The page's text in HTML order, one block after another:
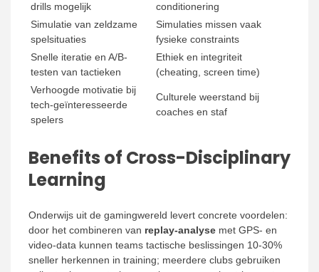
drills mogelijk
conditionering
Simulatie van zeldzame
spelsituaties
Simulaties missen vaak
fysieke constraints
Snelle iteratie en A/B-
testen van tactieken
Ethiek en integriteit
(cheating, screen time)
Verhoogde motivatie bij
tech-geïnteresseerde
spelers
Culturele weerstand bij
coaches en staf
Benefits of Cross-Disciplinary
Learning
Onderwijs uit de gamingwereld levert concrete voordelen:
door het combineren van replay-analyse met GPS- en
video-data kunnen teams tactische beslissingen 10-30%
sneller herkennen in training; meerdere clubs gebruiken